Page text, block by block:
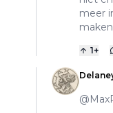
meer
maken
1+